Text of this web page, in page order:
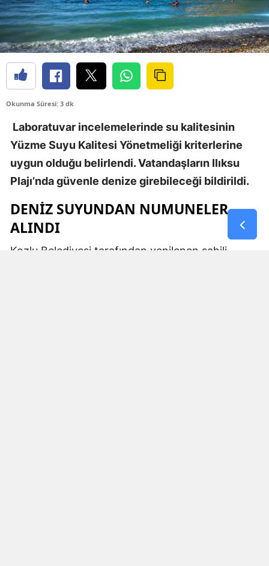
Okunma Süresi: 3 dk
Laboratuvar incelemelerinde su kalitesinin
Yüzme Suyu Kalitesi Yönetmeliği kriterlerine
uygun olduğu belirlendi. Vatandaşların Ilıksu
Plajı’nda güvenle denize girebileceği bildirildi.
DENİZ SUYUNDAN NUMUNELER
ALINDI
Kozlu Belediyesi tarafından yenilenen sahili,